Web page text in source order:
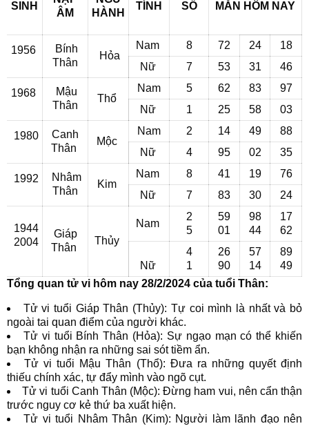
SINH
ÂM
HÀNH
TÍNH SỐ MẮN HÔM NAY
1956
Bính
Thân
Hỏa
Nam 8 72 24
18
Nữ
7 53 31 46
1968
Mậu
Thân
Thổ
Nam 5 62 83
97
Nữ
1 25 58 03
1980
Canh
Thân
Mộc
Nam 2 14 49
88
Nữ
4 95 02 35
1992
Nhâm
Thân
Kim
Nam 8 41 19
76
Nữ
7 83 30 24
1944
2004
Giáp
Thân
Thủy
Nam
2
5
59
01
98
44
17
62
Nữ
4
1
26
90
57
14
89
49
Tổng quan tử vi hôm nay 28/2/2024 của tuổi Thân:
Tử vi tuổi Giáp Thân (Thủy): Tự coi mình là nhất và bỏ
ngoài tai quan điểm của người khác.
Tử vi tuổi Bính Thân (Hỏa): Sự ngạo mạn có thể khiến
bạn không nhận ra những sai sót tiềm ẩn.
Tử vi tuổi Mậu Thân (Thổ): Đưa ra những quyết định
thiếu chính xác, tự đẩy mình vào ngõ cụt.
Tử vi tuổi Canh Thân (Mộc): Đừng ham vui, nên cẩn thận
trước nguy cơ kẻ thứ ba xuất hiện.
Tử vi tuổi Nhâm Thân (Kim): Người làm lãnh đạo nên